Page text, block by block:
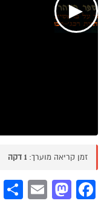
▶
זמן קריאה מוערך: 1 דקה
Facebook